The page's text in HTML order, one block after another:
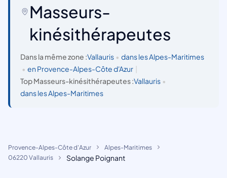
Masseurs-
kinésithérapeutes
Dans la même zone :Vallauris • dans les Alpes-Maritimes
• en Provence-Alpes-Côte d'Azur
Top Masseurs-kinésithérapeutes :Vallauris •
dans les Alpes-Maritimes
Provence-Alpes-Côte d'Azur
Alpes-Maritimes
06220 Vallauris
Solange Poignant